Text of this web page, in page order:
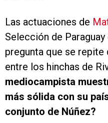
Las actuaciones de
Selección de
pregunta que se repite
entre los hinchas de
mediocampista
más sólida con su
conjunto de Núñez?